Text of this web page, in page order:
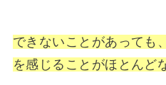
できないことがあっても
を感じることがほとんど